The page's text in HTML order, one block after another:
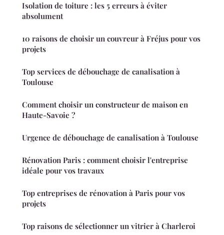
Isolation de toiture : les 5 erreurs à éviter
absolument
10 raisons de choisir un couvreur à Fréjus pour vos
projets
Top services de débouchage de canalisation à
Toulouse
Comment choisir un constructeur de maison en
Haute-Savoie ?
Urgence de débouchage de canalisation à Toulouse
Rénovation Paris : comment choisir l'entreprise
idéale pour vos travaux
Top entreprises de rénovation à Paris pour vos
projets
Top raisons de sélectionner un vitrier à Charleroi